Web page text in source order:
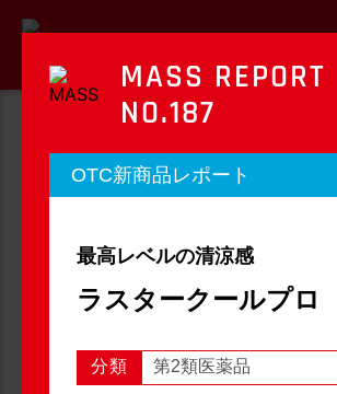
MASS REPORT
マスレポート
OTC新商品レポート
OTC新商品レポート
MASS REPORT
NO.187
OTC新商品レポート
最高レベルの清涼感
ラスタークールプロ
分類 第2類医薬品